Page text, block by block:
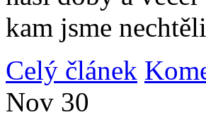
kam jsme
Celý článek
Nov 30